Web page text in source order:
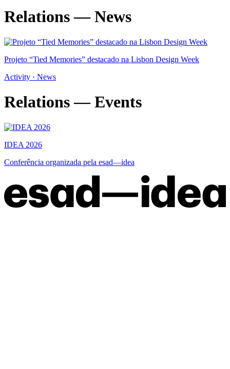
Relations — News
Projeto “Tied Memories” destacado na Lisbon Design Week
Activity · News
Relations — Events
IDEA 2026
Conferência organizada pela esad—idea